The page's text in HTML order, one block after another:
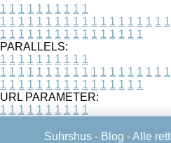
1 1 1 1 1 1 1 1 1 1
1 1 1 1 1 1 1 1 1 1 1 1 1 1 1 1 1 1 1
1 1 1 1 1 1 1 1 1 1 1 1 1 1 1 1
PARALLELS:
1 1 1 1 1 1 1 1 1 1
1 1 1 1 1 1 1 1 1 1 1 1 1 1 1 1 1 1 1
1 1 1 1 1 1 1 1 1 1 1 1 1 1 1 1
URL PARAMETER:
1 1 1 1 1 1 1 1 1 1
Suhrshus - Blog - Alle